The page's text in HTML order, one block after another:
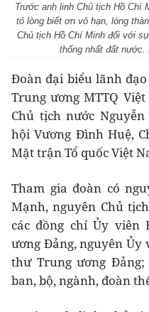
Trước anh linh Chủ tịch Hồ Chí
tỏ lòng biết ơn vô hạn, lòng
Chủ tịch Hồ Chí Minh đối với
thống nhất đất nước.
Đoàn đại biểu lãnh
Trung ương MTTQ
Chủ tịch nước
hội Vương Đình Huệ,
Mặt trận Tổ quốc Việt
Tham gia đoàn có
Mạnh, nguyên Chủ
các đồng chí Ủy viên
ương Đảng, nguyên Ủy
thư Trung ương
ban, bộ, ngành, đoàn